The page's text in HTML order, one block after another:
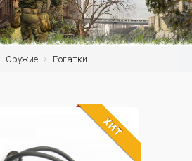
Оружие Рогатки
ХИТ